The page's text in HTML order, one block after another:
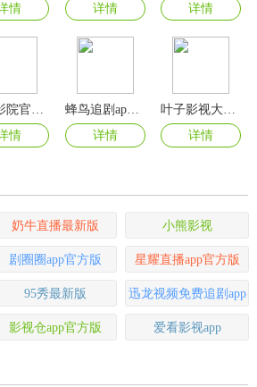
情
详情
详情
情
蜂鸟追剧app最新版
详情
详情
奶牛直播最新版 小熊影视
剧圈圈app官方版 星耀直播app官方版
95秀最新版 迅龙视频免费追剧app
影视仓app官方版 爱看影视app